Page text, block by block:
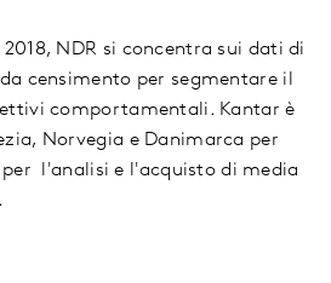
NDR si concentra sui dati di
censimento per segmentare il
comportamentali. Kantar è
Norvegia e Danimarca per
l'analisi e l'acquisto di media